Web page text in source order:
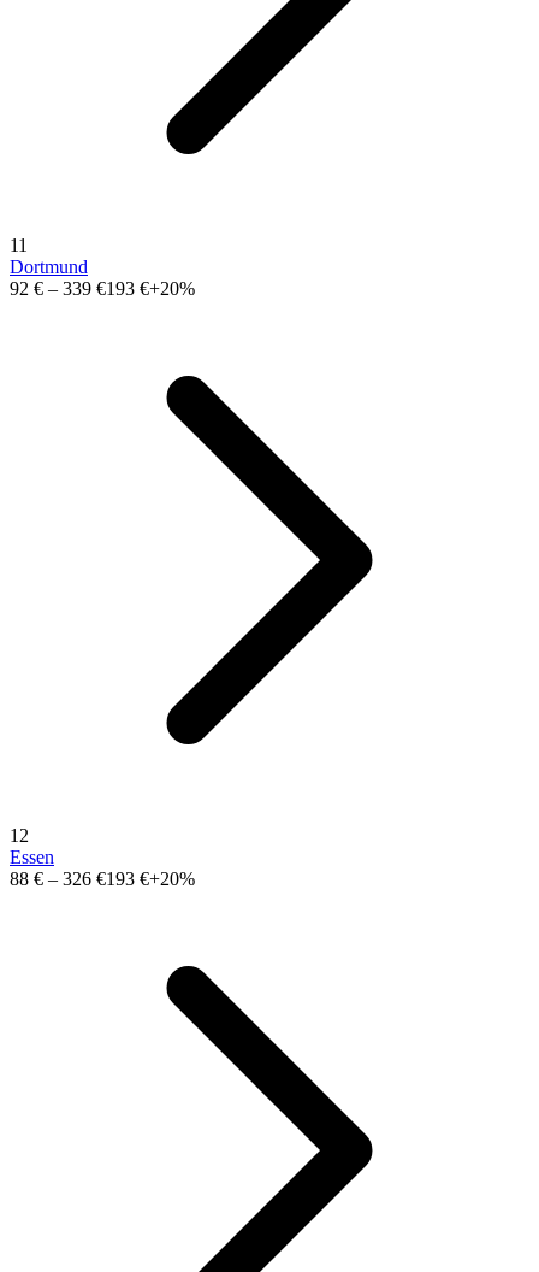
11
Dortmund
92 € – 339 €193 €+20%
12
Essen
88 € – 326 €193 €+20%